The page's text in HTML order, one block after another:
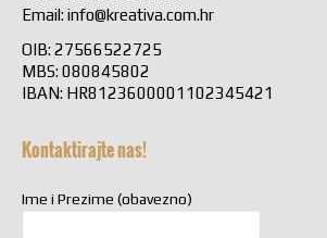
Email: info@kreativa.com.hr
OIB: 27566522725
MBS: 080845802
IBAN: HR8123600001102345421
Kontaktirajte nas!
Ime i Prezime (obavezno)